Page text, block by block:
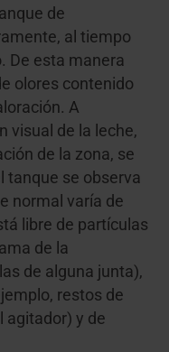
de
al tiempo
De esta manera
olores contenido
A
visual de la leche,
de la zona, se
tanque se observa
normal varía de
libre de partículas
de la
de alguna junta),
restos de
agitador) y de